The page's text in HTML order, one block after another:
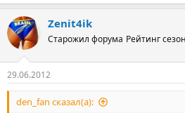
Zenit4ik
Старожил форума Рейтинг
29.06.2012
den_fan сказал(а):